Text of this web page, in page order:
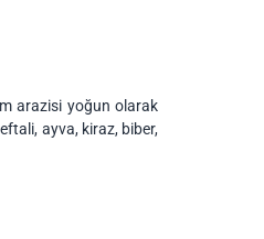
arazisi yoğun olarak
ayva, kiraz, biber,